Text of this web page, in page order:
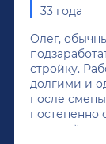
33 года
Олег,
стройку.
долгими и
после
постепенно
крепкий